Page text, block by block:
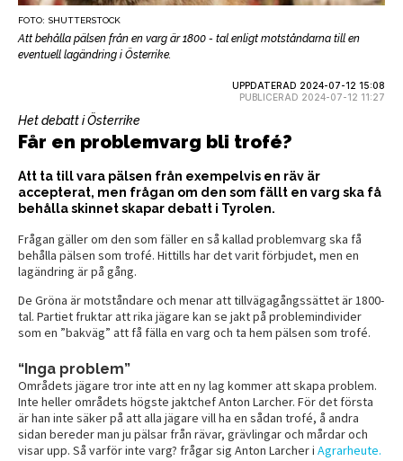
FOTO: SHUTTERSTOCK
Att behålla pälsen från en varg är 1800 - tal enligt motståndarna till en
eventuell lagändring i Österrike.
UPPDATERAD 2024-07-12 15:08
PUBLICERAD 2024-07-12 11:27
Het debatt i Österrike
Får en problemvarg bli trofé?
Att ta till vara pälsen från exempelvis en räv är
accepterat, men frågan om den som fällt en varg ska få
behålla skinnet skapar debatt i Tyrolen.
Frågan gäller om den som fäller en så kallad problemvarg ska få
behålla pälsen som trofé. Hittills har det varit förbjudet, men en
lagändring är på gång.
De Gröna är motståndare och menar att tillvägagångssättet är 1800-
tal. Partiet fruktar att rika jägare kan se jakt på problemindivider
som en ”bakväg” att få fälla en varg och ta hem pälsen som trofé.
“Inga problem”
Områdets jägare tror inte att en ny lag kommer att skapa problem.
Inte heller områdets högste jaktchef Anton Larcher. För det första
är han inte säker på att alla jägare vill ha en sådan trofé, å andra
sidan bereder man ju pälsar från rävar, grävlingar och mårdar och
visar upp. Så varför inte varg? frågar sig Anton Larcher i Agrarheute.